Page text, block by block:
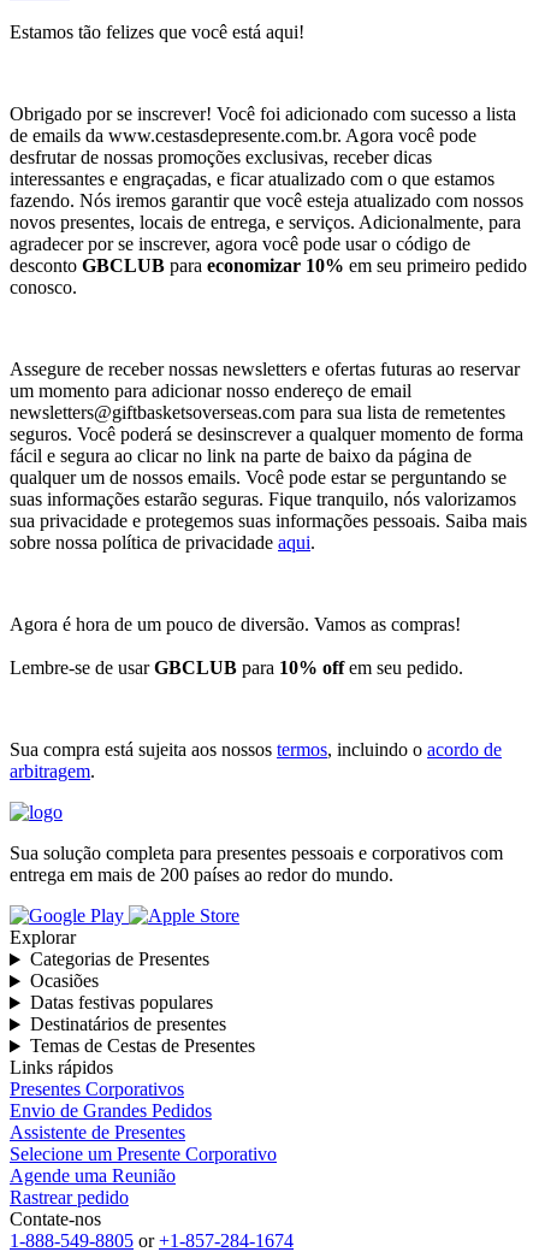
Estamos tão felizes que você está aqui!
Obrigado por se inscrever! Você foi adicionado com sucesso a lista
de emails da www.cestasdepresente.com.br. Agora você pode
desfrutar de nossas promoções exclusivas, receber dicas
interessantes e engraçadas, e ficar atualizado com o que estamos
fazendo. Nós iremos garantir que você esteja atualizado com nossos
novos presentes, locais de entrega, e serviços. Adicionalmente, para
agradecer por se inscrever, agora você pode usar o código de
desconto GBCLUB para economizar 10% em seu primeiro pedido
conosco.
Assegure de receber nossas newsletters e ofertas futuras ao reservar
um momento para adicionar nosso endereço de email
newsletters@giftbasketsoverseas.com para sua lista de remetentes
seguros. Você poderá se desinscrever a qualquer momento de forma
fácil e segura ao clicar no link na parte de baixo da página de
qualquer um de nossos emails. Você pode estar se perguntando se
suas informações estarão seguras. Fique tranquilo, nós valorizamos
sua privacidade e protegemos suas informações pessoais. Saiba mais
sobre nossa política de privacidade aqui.
Agora é hora de um pouco de diversão. Vamos as compras!
Lembre-se de usarGBCLUB para 10% offem seu pedido.
Sua compra está sujeita aos nossos termos, incluindo o acordo de
arbitragem.
Sua solução completa para presentes pessoais e corporativos com
entrega em mais de 200 países ao redor do mundo.
Explorar
Categorias de Presentes
Ocasiões
Datas festivas populares
Destinatários de presentes
Temas de Cestas de Presentes
Links rápidos
Presentes Corporativos
Envio de Grandes Pedidos
Assistente de Presentes
Selecione um Presente Corporativo
Agende uma Reunião
Rastrear pedido
Contate-nos
1-888-549-8805 or+1-857-284-1674